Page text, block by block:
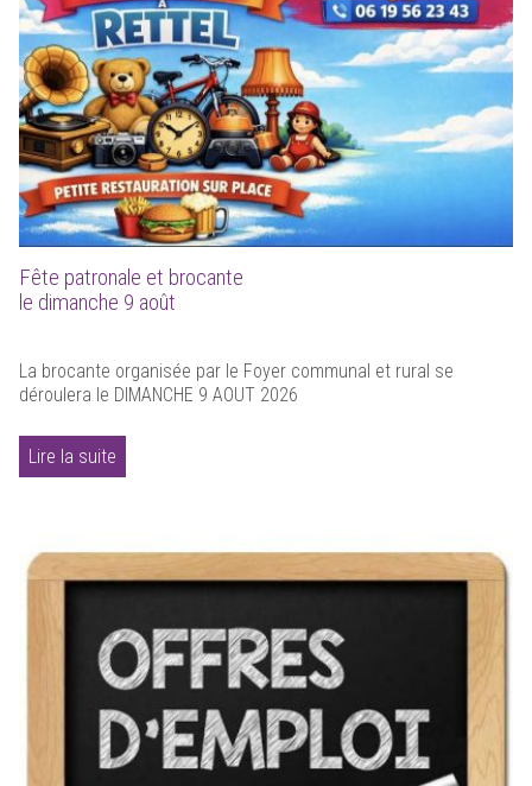
Fête patronale et brocante
le dimanche 9 août
La brocante organisée par le Foyer communal et rural se
déroulera le DIMANCHE 9 AOUT 2026
Lire la suite